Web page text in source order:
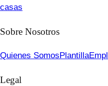
casas
Sobre Nosotros
Quienes Somos Plantilla
Legal